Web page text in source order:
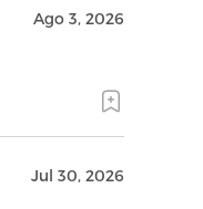
Ago 3, 2026
Jul 30, 2026